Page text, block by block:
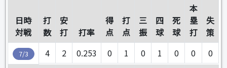
日時
対戦
打
数
安
打
打率
得
点
打
点
三
振
四
球
死
球
本
塁
打
失
策
7/3 4 2 0.253 0 1 0 1 0 0 0